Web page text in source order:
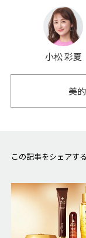
小松 彩夏
美
この記事をシェアする